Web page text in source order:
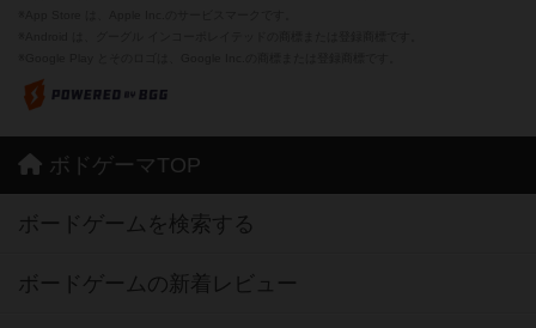
ボドゲーマTOP
ボードゲームを検索する
ボードゲームの新着レビュー